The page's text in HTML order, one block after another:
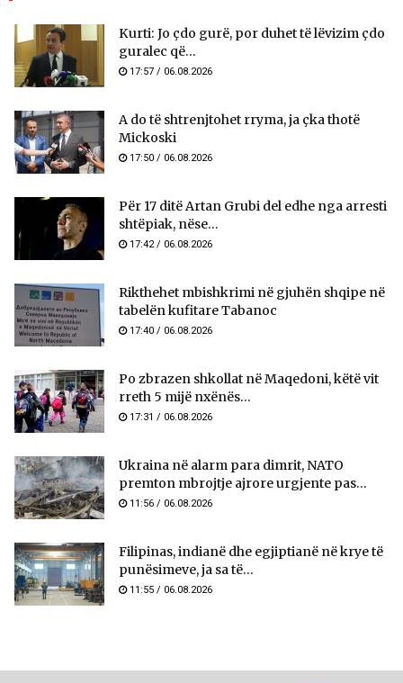
Kurti: Jo çdo gurë, por duhet të lëvizim çdo
guralec që...
17:57 / 06.08.2026
A do të shtrenjtohet rryma, ja çka thotë
Mickoski
17:50 / 06.08.2026
Për 17 ditë Artan Grubi del edhe nga arresti
shtëpiak, nëse...
17:42 / 06.08.2026
Rikthehet mbishkrimi në gjuhën shqipe në
tabelën kufitare Tabanoc
17:40 / 06.08.2026
Po zbrazen shkollat në Maqedoni, këtë vit
rreth 5 mijë nxënës...
17:31 / 06.08.2026
Ukraina në alarm para dimrit, NATO
premton mbrojtje ajrore urgjente pas...
11:56 / 06.08.2026
Filipinas, indianë dhe egjiptianë në krye të
punësimeve, ja sa të...
11:55 / 06.08.2026